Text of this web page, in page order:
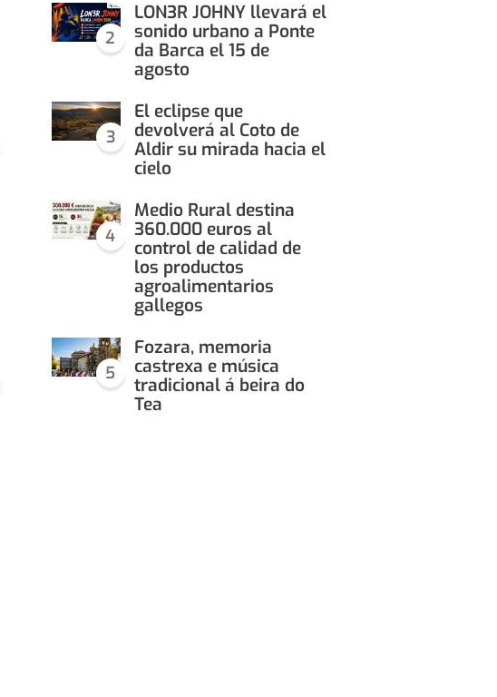
2
LON3R JOHNY llevará el
sonido urbano a Ponte
da Barca el 15 de
agosto
3
El eclipse que
devolverá al Coto de
Aldir su mirada hacia el
cielo
4
Medio Rural destina
360.000 euros al
control de calidad de
los productos
agroalimentarios
gallegos
5
Fozara, memoria
castrexa e música
tradicional á beira do
Tea